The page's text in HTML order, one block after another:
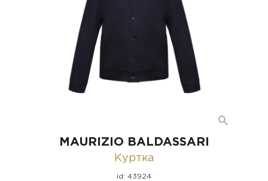
MAURIZIO BALDASSARI
Куртка
id: 43924